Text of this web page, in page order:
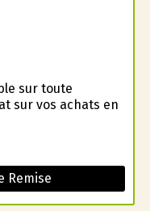
sur toute
sur vos achats en
Remise